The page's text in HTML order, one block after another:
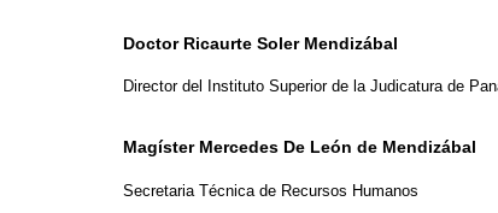
Doctor Ricaurte Soler Mendizábal
Director del Instituto Superior de la Judicatura de
Magíster Mercedes De León de Mendizábal
Secretaria Técnica de Recursos Humanos